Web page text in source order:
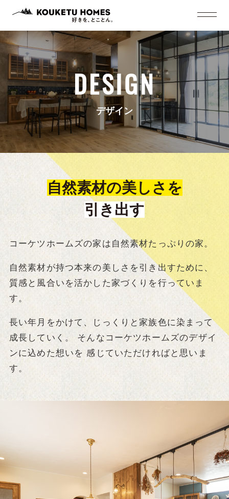
DESIGN
デザイン
自然素材の美しさを
引き出す
コーケツホームズの家は自然素材たっぷりの家。
自然素材が持つ本来の美しさを引き出すために、
質感と風合いを活かした家づくりを行っていま
す。
長い年月をかけて、じっくりと家族色に染まって
成長していく。
そんなコーケツホームズのデザイ
ンに込めた想いを 感じていただければと思いま
す。